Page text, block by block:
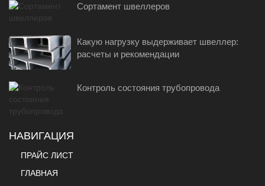
Сортамент швеллеров
Какую нагрузку выдерживает швеллер:
расчеты и рекомендации
Контроль состояния трубопровода
НАВИГАЦИЯ
ПРАЙС ЛИСТ
ГЛАВНАЯ